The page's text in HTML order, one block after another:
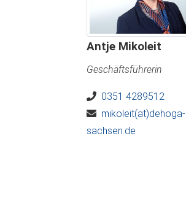
Antje Mikoleit
Geschäftsführerin
0351 4289512
mikoleit(at)dehoga-
sachsen.de